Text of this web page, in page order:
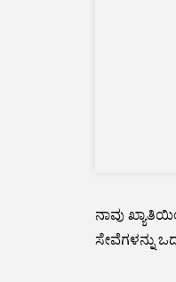
ನಾವು
ಸೇವೆಗಳನ್ನು